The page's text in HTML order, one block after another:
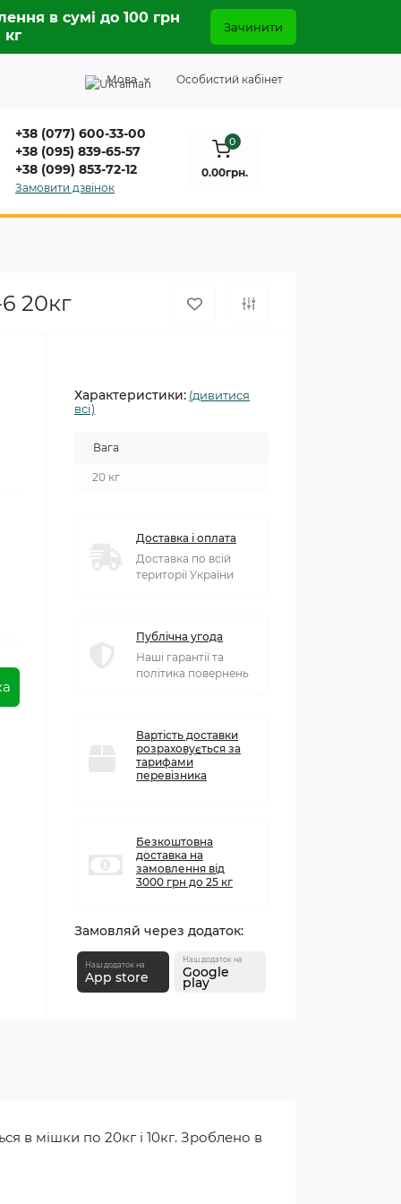
в сумі до 100 грн
кг
Зачинити
Мова Особистий кабінет
+38 (077) 600-33-00
+38 (095) 839-65-57
+38 (099) 853-72-12
Замовити дзвінок
0
0.00грн.
20кг
Характеристики: (дивитися
всі)
Вага
20 кг
Доставка і оплата
Доставка по всій
території України
Публічна угода
Наші гарантії та
політика повернень
Вартість доставки
розраховується за
тарифами
перевізника
Безкоштовна
доставка на
замовлення від
3000 грн до 25 кг
Замовляй через додаток:
Наш додаток на
App store
Наш додаток на
Google
play
в мішки по 20кг і 10кг. Зроблено в